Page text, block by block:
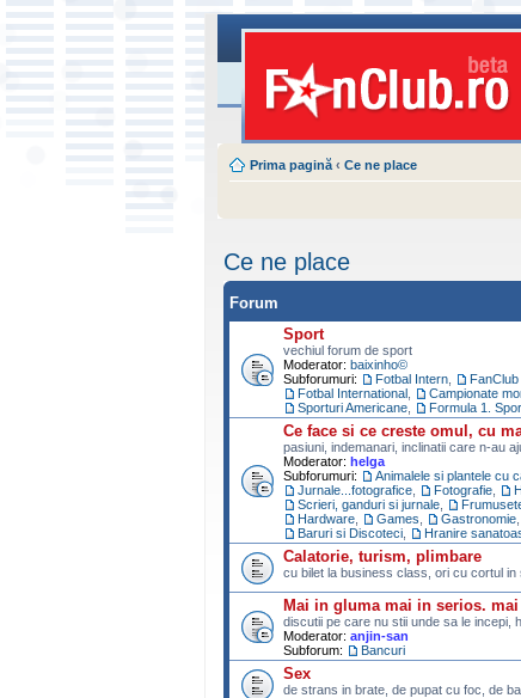
Prima pagină ‹ Ce ne place
Ce ne place
Forum
Sport
vechiul forum de sport
Moderator: baixinho©
Subforumuri:
Fotbal Intern
Fotbal International
Campionate
Sporturi Americane
Formula 1.
Ce face si ce creste omul, cu
pasiuni, indemanari, inclinatii care n-au
Moderator: helga
Subforumuri:
Animalele si plantele cu
Jurnale...fotografice
Fotografie
Scrieri, ganduri si jurnale
Hardware
Games Gastronomie
Baruri si Discoteci
Hranire
Calatorie, turism, plimbare
cu bilet la business class, ori cu cortul
Mai in gluma mai in serios.
discutii pe care nu stii unde sa le incepi,
Moderator: anjin-san
Subforum:
Bancuri
Sex
de strans in brate, de pupat cu foc, de